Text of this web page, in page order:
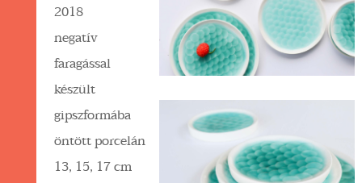
2018
negatív
faragással
készült
gipszformába
öntött porcelán
13, 15, 17 cm